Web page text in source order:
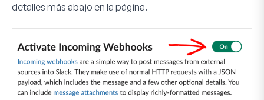
detalles más abajo en la página.